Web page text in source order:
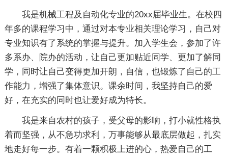
我是机械工程及自动化专业的20xx届毕业生。在校四
年多的课程学习中，通过对本专业相关理论学习，自己对
专业知识有了系统的掌握与提升。加入学生会，参加了许
多系办、院办的活动，让自己更加贴近同学、更加了解同
学，同时让自己变得更加开朗，自信，也锻炼了自己的工
作能力，增强了集体意识。课余时间，我坚持自己的爱
好，在充实的同时也让爱好成为特长。
我是来自农村的孩子，受父母的影响，打小就性格执
着而坚强，从不急功求利，万事能够从最底层做起，扎实
地走好每一步。有着一颗积极上进的心，热爱自己的工